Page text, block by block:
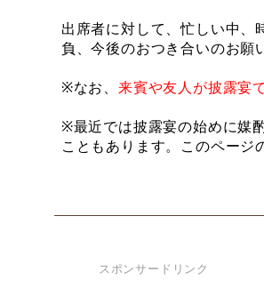
出席者に対して、忙しい中、
負、今後のおつき合いのお願
※なお、 来賓や友人が披露宴
※最近では披露宴の始めに媒
こともあります。このページ
スポンサードリンク